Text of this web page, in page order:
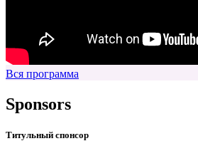
Вся программа
Sponsors
Титульный спонсор